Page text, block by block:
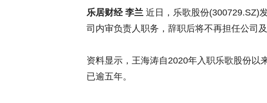
乐居财经 李兰 近日，乐歌股份(300729.SZ)
司内审负责人职务，辞职后将不再担任公司
资料显示，王海涛自2020年入职乐歌股份以
已逾五年。